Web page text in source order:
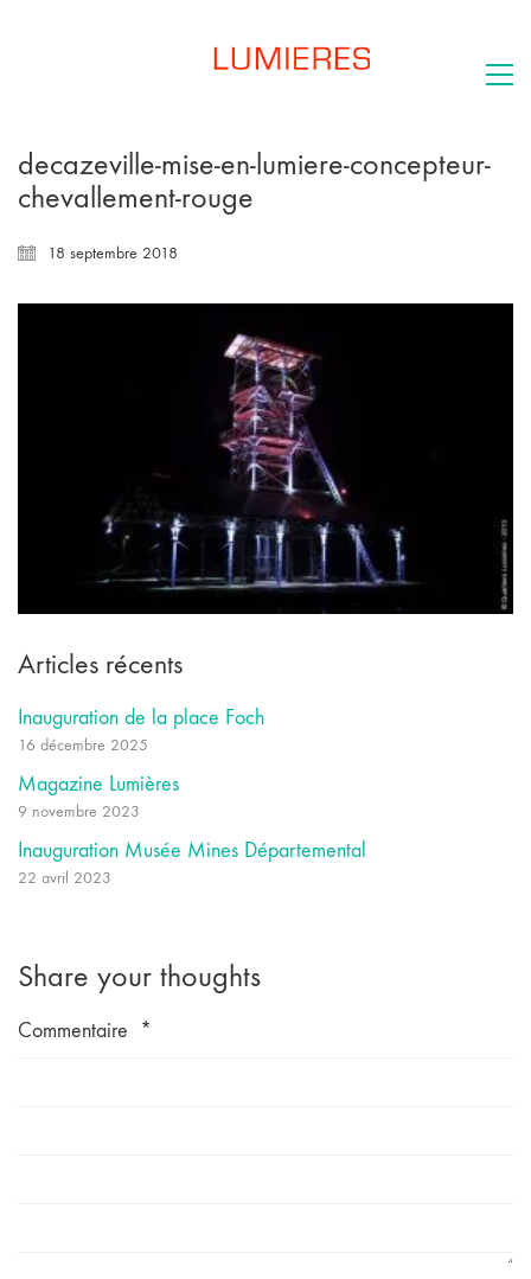
decazeville-mise-en-lumiere-concepteur-
chevallement-rouge
18 septembre 2018
Articles récents
Inauguration de la place Foch
16 décembre 2025
Magazine Lumières
9 novembre 2023
Inauguration Musée Mines Départemental
22 avril 2023
Share your thoughts
Commentaire *